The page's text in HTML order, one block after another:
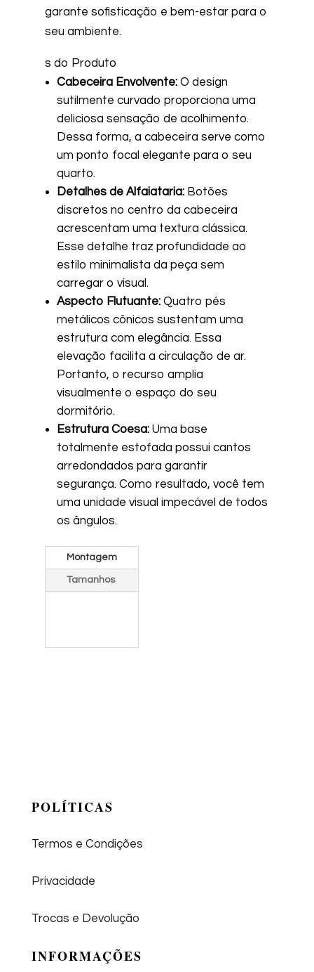
garante sofisticação e bem-estar para o
seu ambiente.
s do Produto
Cabeceira Envolvente: O design
sutilmente curvado proporciona uma
deliciosa sensação de acolhimento.
Dessa forma, a cabeceira serve como
um ponto focal elegante para o seu
quarto.
Detalhes de Alfaiataria: Botões
discretos no centro da cabeceira
acrescentam uma textura clássica.
Esse detalhe traz profundidade ao
estilo minimalista da peça sem
carregar o visual.
Aspecto Flutuante: Quatro pés
metálicos cônicos sustentam uma
estrutura com elegância. Essa
elevação facilita a circulação de ar.
Portanto, o recurso amplia
visualmente o espaço do seu
dormitório.
Estrutura Coesa: Uma base
totalmente estofada possui cantos
arredondados para garantir
segurança. Como resultado, você tem
uma unidade visual impecável de todos
os ângulos.
Montagem
Tamanhos
POLÍTICAS
Termos e Condições
Privacidade
Trocas e Devolução
INFORMAÇÕES